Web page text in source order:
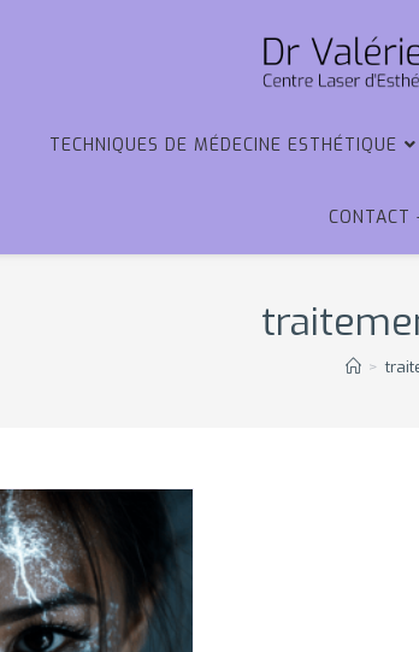
TECHNIQUES DE MÉDECINE ESTHÉTIQUE
CONTACT
>